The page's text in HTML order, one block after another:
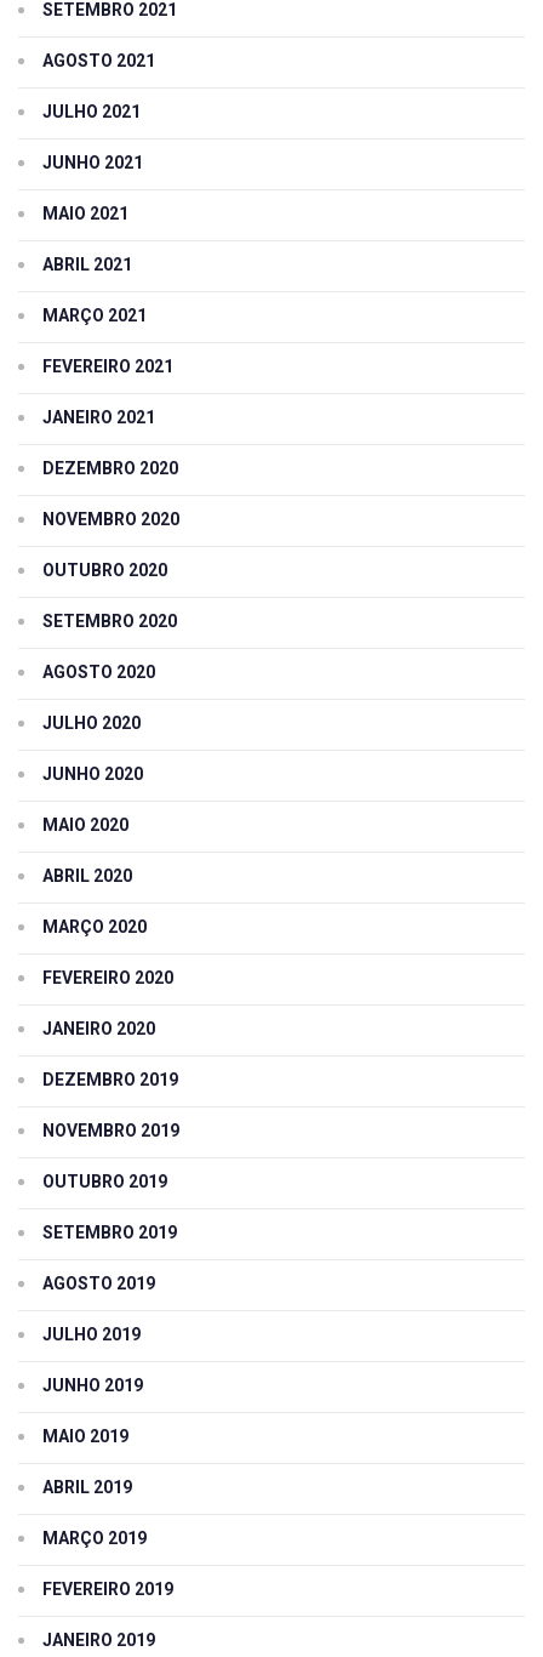
SETEMBRO 2021
AGOSTO 2021
JULHO 2021
JUNHO 2021
MAIO 2021
ABRIL 2021
MARÇO 2021
FEVEREIRO 2021
JANEIRO 2021
DEZEMBRO 2020
NOVEMBRO 2020
OUTUBRO 2020
SETEMBRO 2020
AGOSTO 2020
JULHO 2020
JUNHO 2020
MAIO 2020
ABRIL 2020
MARÇO 2020
FEVEREIRO 2020
JANEIRO 2020
DEZEMBRO 2019
NOVEMBRO 2019
OUTUBRO 2019
SETEMBRO 2019
AGOSTO 2019
JULHO 2019
JUNHO 2019
MAIO 2019
ABRIL 2019
MARÇO 2019
FEVEREIRO 2019
JANEIRO 2019